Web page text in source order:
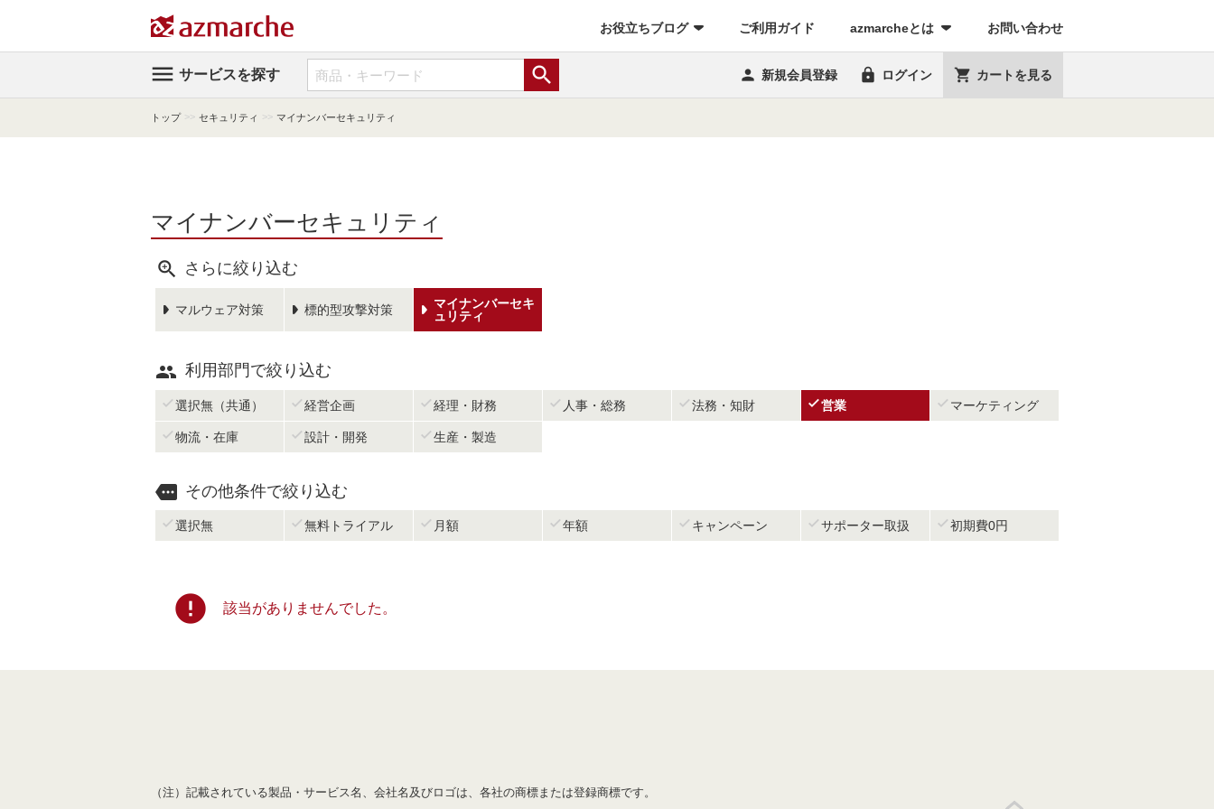
お役立ちブログ ご利用ガイド (current)azmarcheとは お問い合わせ
 サービスを探す   新規会員登録  ログイン  カートを見る
トップ >> セキュリティ >> マイナンバーセキュリティ
マイナンバーセキュリティ
 さらに絞り込む
マルウェア対策 標的型攻撃対策
マイナンバーセキ
ュリティ
 利用部門で絞り込む
 選択無（共通）  経営企画  経理・財務  人事・総務  法務・知財 営業  マーケティング
 物流・在庫  設計・開発  生産・製造
 その他条件で絞り込む
 選択無  無料トライアル  月額  年額  キャンペーン  サポーター取扱  初期費0円
error 該当がありませんでした。
（注）記載されている製品・サービス名、会社名及びロゴは、各社の商標または登録商標です。